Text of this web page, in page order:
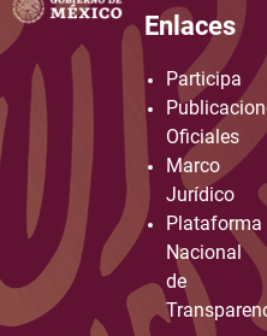
how
Enlaces
Participa
Oficiales
Marco
Jurídico
Plataforma
Nacional
de